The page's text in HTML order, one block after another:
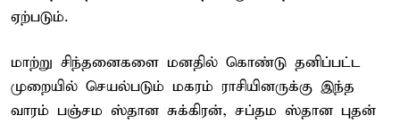
ஏற்படும்.
மாற்று சிந்தனைகளை மனதில் கொண்டு தனிப்பட்ட
முறையில் செயல்படும் மகரம் ராசியினருக்கு இந்த
வாரம் பஞ்சம ஸ்தான சுக்கிரன், சப்தம ஸ்தான புதன்